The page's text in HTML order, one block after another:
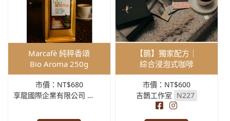
Marcafè 純粹香頌
Bio Aroma 250g
市價：NT$680
享龍國際企業有限公司Ｉ1010
【鵲】獨家配方｜
綜合浸泡式咖啡
市價：NT$600
吉鵲工作室 N227